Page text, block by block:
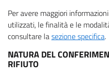
Per avere maggiori
utilizzati, le finalità e le
consultare lasezione specifica.
NATURA DEL
RIFIUTO